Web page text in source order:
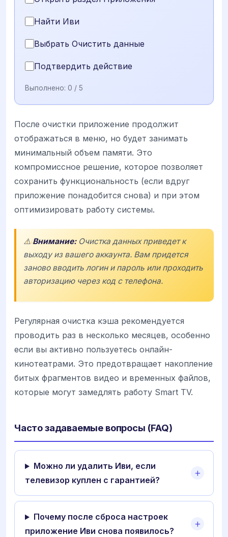
Найти Иви
Выбрать Очистить данные
Подтвердить действие
Выполнено: 0 / 5
После очистки приложение продолжит
отображаться в меню, но будет занимать
минимальный объем памяти. Это
компромиссное решение, которое позволяет
сохранить функциональность (если вдруг
приложение понадобится снова) и при этом
оптимизировать работу системы.
⚠️Внимание:Очистка данных приведет к
выходу из вашего аккаунта. Вам придется
заново вводить логин и пароль или проходить
авторизацию через код с телефона.
Регулярная очистка кэша рекомендуется
проводить раз в несколько месяцев, особенно
если вы активно пользуетесь онлайн-
кинотеатрами. Это предотвращает накопление
битых фрагментов видео и временных файлов,
которые могут замедлять работу Smart TV.
Часто задаваемые вопросы (FAQ)
Можно ли удалить Иви, если
телевизор куплен с гарантией?
Почему после сброса настроек
приложение Иви снова появилось?